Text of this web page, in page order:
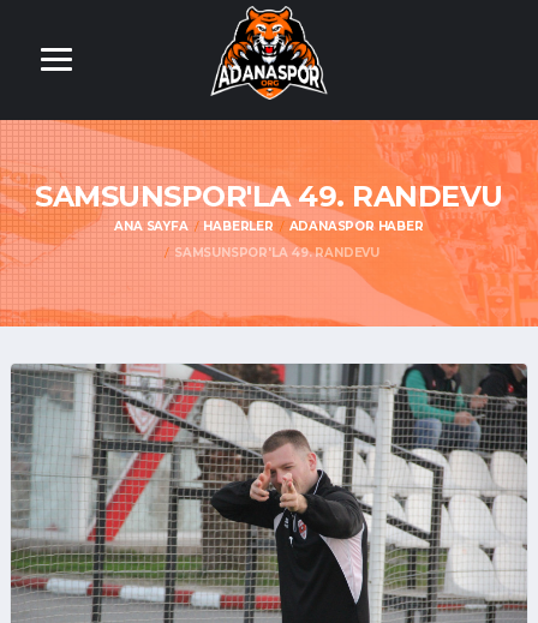
SAMSUNSPOR'LA 49. RANDEVU
ANA SAYFA HABERLER
ADANASPOR HABER
SAMSUNSPOR'LA 49. RANDEVU